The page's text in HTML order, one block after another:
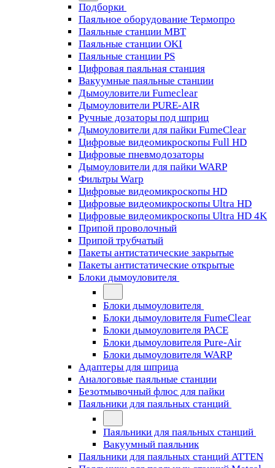
Подборки
Паяльное оборудование Термопро
Паяльные станции MBT
Паяльные станции OKI
Паяльные станции PS
Цифровая паяльная станция
Вакуумные паяльные станции
Дымоуловители Fumeclear
Дымоуловители PURE-AIR
Ручные дозаторы под шприц
Дымоуловители для пайки FumeClear
Цифровые видеомикроскопы Full HD
Цифровые пневмодозаторы
Дымоуловители для пайки WARP
Фильтры Warp
Цифровые видеомикроскопы HD
Цифровые видеомикроскопы Ultra HD
Цифровые видеомикроскопы Ultra HD 4K
Припой проволочный
Припой трубчатый
Пакеты антистатические закрытые
Пакеты антистатические открытые
Блоки дымоуловителя
Блоки дымоуловителя
Блоки дымоуловителя FumeClear
Блоки дымоуловителя PACE
Блоки дымоуловителя Pure-Air
Блоки дымоуловителя WARP
Адаптеры для шприца
Аналоговые паяльные станции
Безотмывочный флюс для пайки
Паяльники для паяльных станций
Паяльники для паяльных станций
Вакуумный паяльник
Паяльники для паяльных станций ATTEN